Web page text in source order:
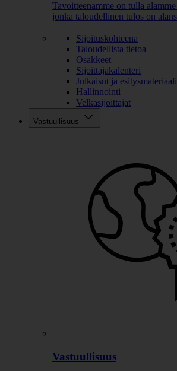
Tavoitteenamme on tulla
jonka taloudellinen tulos on
Sijoituskohteena
Taloudellista tietoa
Osakkeet
Sijoittajakalenteri
Julkaisut ja
Hallinnointi
Velkasijoittajat
Vastuullisuus
Vastuullisuus